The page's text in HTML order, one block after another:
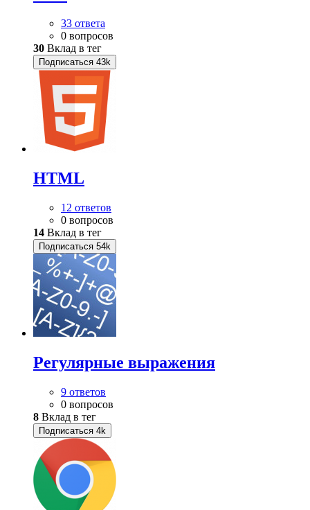
33 ответа
0 вопросов
30 Вклад в тег
Подписаться 43k
HTML
12 ответов
0 вопросов
14 Вклад в тег
Подписаться 54k
Регулярные выражения
9 ответов
0 вопросов
8 Вклад в тег
Подписаться 4k